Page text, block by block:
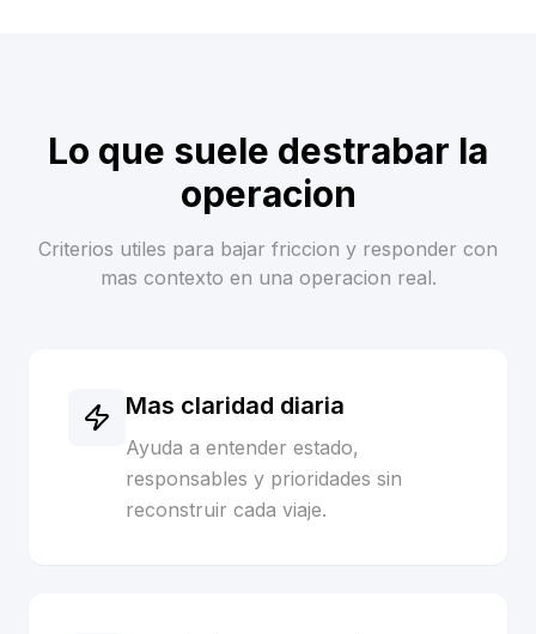
Lo que suele destrabar la
operacion
Criterios utiles para bajar friccion y responder con
mas contexto en una operacion real.
Mas claridad diaria
Ayuda a entender estado,
responsables y prioridades sin
reconstruir cada viaje.